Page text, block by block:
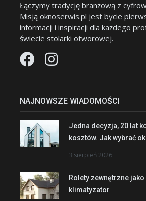
Łączymy tradycję branżową z
Misją oknoserwis.pl jest bycie
informacji i inspiracji dla każdego
świecie stolarki otworowej.
NAJNOWSZE WIADOMOŚCI
Jedna decyzja, 20 lat
kosztów. Jak wybrać
3 sierpień 2026
Rolety zewnętrzne
klimatyzator